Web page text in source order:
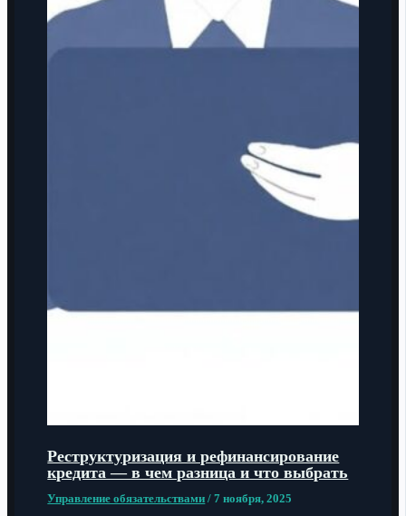
Реструктуризация и рефинансирование
кредита — в чем разница и что выбрать
Управление обязательствами /7 ноября, 2025